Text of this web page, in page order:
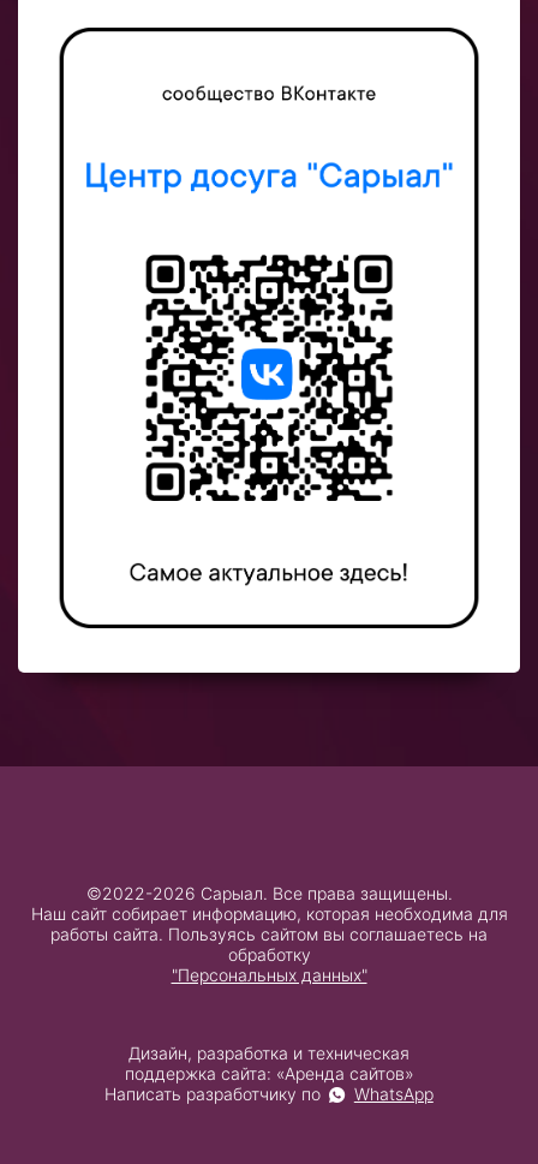
©2022-2026 Сарыал. Все права защищены.
Наш сайт собирает информацию, которая необходима для
работы сайта. Пользуясь сайтом вы соглашаетесь на
обработку
"Персональных данных"
Дизайн, разработка и техническая
поддержка сайта: «Аренда сайтов»
Написать разработчику по
WhatsApp